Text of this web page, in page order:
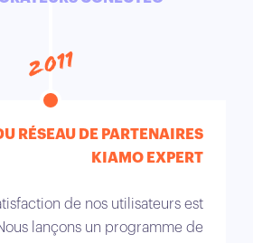
2011
RÉSEAU DE PARTENAIRES
KIAMO EXPERT
de nos utilisateurs est
lançons un programme de